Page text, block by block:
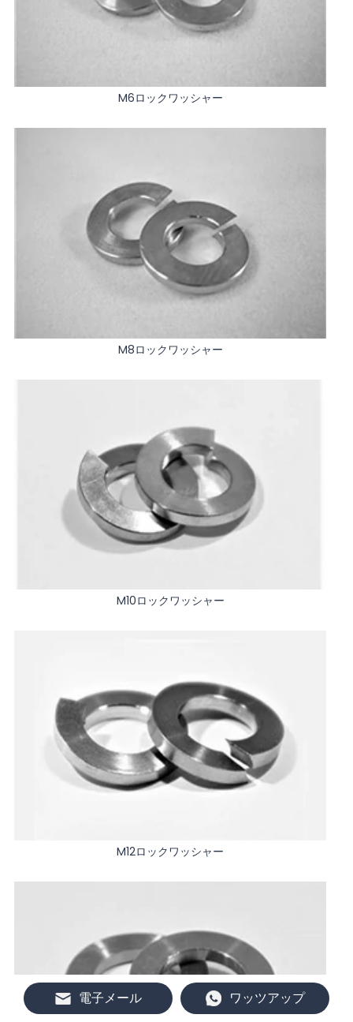
M6ロックワッシャー
M8ロックワッシャー
M10ロックワッシャー
M12ロックワッシャー
電子メール ワッツアップ